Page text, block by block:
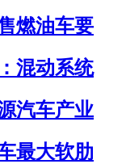
燃油车要
混动系统
汽车产业
最大软肋